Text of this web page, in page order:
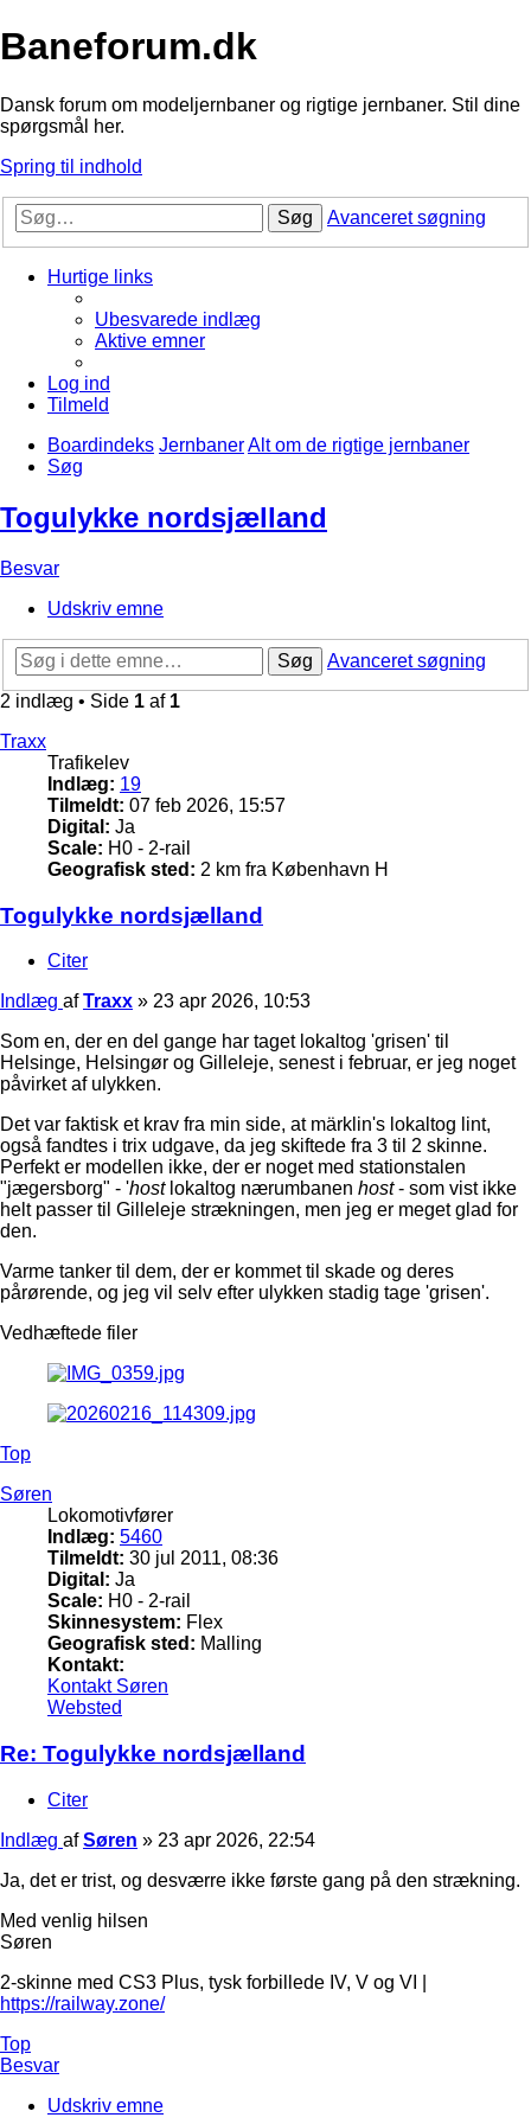
Baneforum.dk
Dansk forum om modeljernbaner og rigtige jernbaner. Stil dine
spørgsmål her.
Spring til indhold
Søg Avanceret søgning
Hurtige links
Ubesvarede indlæg
Aktive emner
Log ind
Tilmeld
Boardindeks JernbanerAlt om de rigtige jernbaner
Søg
Togulykke nordsjælland
Besvar
Udskriv emne
Søg
Avanceret søgning
2 indlæg • Side 1 af 1
Traxx
Trafikelev
Indlæg: 19
Tilmeldt: 07 feb 2026, 15:57
Digital: Ja
Scale: H0 - 2-rail
Geografisk sted: 2 km fra København H
Togulykke nordsjælland
Citer
Indlæg afTraxx » 23 apr 2026, 10:53
Som en, der en del gange har taget lokaltog 'grisen' til
Helsinge, Helsingør og Gilleleje, senest i februar, er jeg noget
påvirket af ulykken.
Det var faktisk et krav fra min side, at märklin's lokaltog lint,
også fandtes i trix udgave, da jeg skiftede fra 3 til 2 skinne.
Perfekt er modellen ikke, der er noget med stationstalen
"jægersborg" - 'hostlokaltog nærumbanen host- som vist ikke
helt passer til Gilleleje strækningen, men jeg er meget glad for
den.
Varme tanker til dem, der er kommet til skade og deres
pårørende, og jeg vil selv efter ulykken stadig tage 'grisen'.
Vedhæftede filer
Top
Søren
Lokomotivfører
Indlæg: 5460
Tilmeldt: 30 jul 2011, 08:36
Digital: Ja
Scale: H0 - 2-rail
Skinnesystem: Flex
Geografisk sted: Malling
Kontakt:
Kontakt Søren
Websted
Re: Togulykke nordsjælland
Citer
Indlæg afSøren » 23 apr 2026, 22:54
Ja, det er trist, og desværre ikke første gang på den strækning.
Med venlig hilsen
Søren
2-skinne med CS3 Plus, tysk forbillede IV, V og VI |
https://railway.zone/
Top
Besvar
Udskriv emne